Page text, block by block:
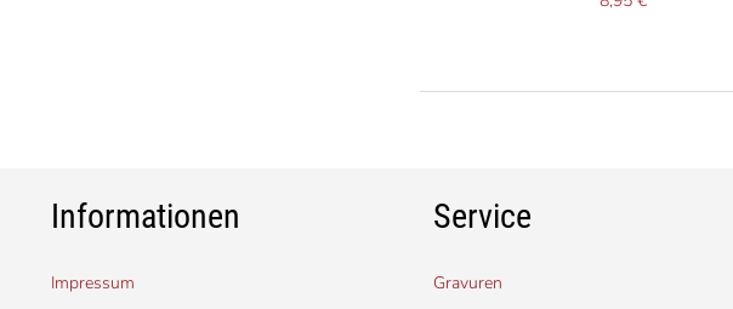
Informationen
Impressum
Service
Gravuren